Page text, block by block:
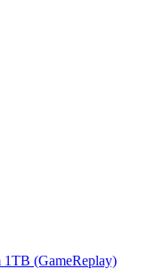
1TB (GameReplay)